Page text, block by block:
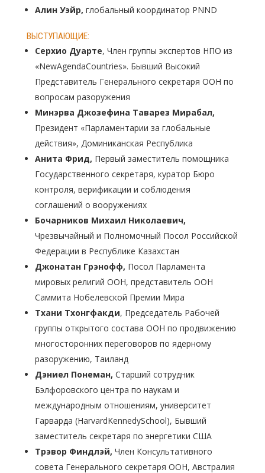
Алин Уэйр, глобальный координатор PNND
ВЫСТУПАЮЩИЕ:
Серхио Дуарте, Член группы экспертов НПО из
«NewAgendaCountries». Бывший Высокий
Представитель Генерального секретаря ООН по
вопросам разоружения
Минэрва Джозефина Таварез Мирабал,
Президент «Парламентарии за глобальные
действия», Доминиканская Республика
Анита Фрид, Первый заместитель помощника
Государственного секретаря, куратор Бюро
контроля, верификации и соблюдения
соглашений о вооружениях
Бочарников Михаил Николаевич,
Чрезвычайный и Полномочный Посол Российской
Федерации в Республике Казахстан
Джонатан Грэнофф, Посол Парламента
мировых религий ООН, представитель ООН
Саммита Нобелевской Премии Мира
Тхани Тхонгфакди, Председатель Рабочей
группы открытого состава ООН по продвижению
многосторонних переговоров по ядерному
разоружению, Таиланд
Дэниел Понеман, Старший сотрудник
Бэлфоровского центра по наукам и
международным отношениям, университет
Гарварда (HarvardKennedySchool), Бывший
заместитель секретаря по энергетики США
Трэвор Финдлэй, Член Консультативного
совета Генерального секретаря ООН, Австралия